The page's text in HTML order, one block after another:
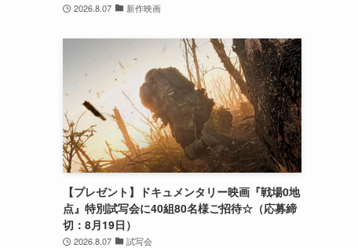
2026.8.07 新作映画
【プレゼント】ドキュメンタリー映画『戦場0地
点』特別試写会に40組80名様ご招待☆（応募締
切：8月19日）
2026.8.07 試写会